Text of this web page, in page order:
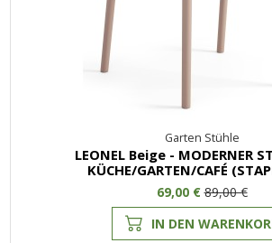
Garten Stühle
LEONEL Beige - MODERNER
KÜCHE/GARTEN/CAFÉ
69,00 €89,00 €
IN DEN